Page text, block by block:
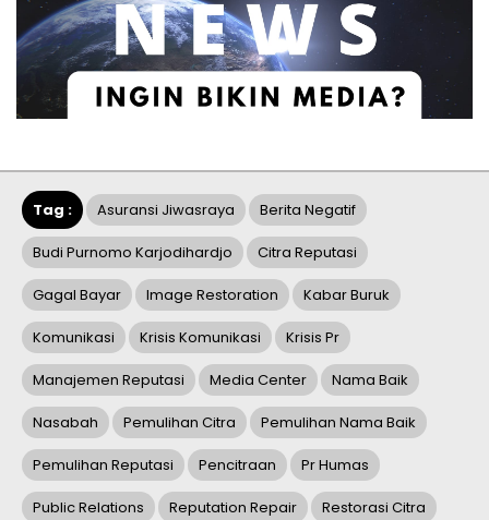
Tag : Asuransi Jiwasraya Berita Negatif
Budi Purnomo Karjodihardjo Citra Reputasi
Gagal Bayar Image Restoration Kabar Buruk
Komunikasi Krisis Komunikasi Krisis Pr
Manajemen Reputasi Media Center Nama Baik
Nasabah Pemulihan Citra Pemulihan Nama Baik
Pemulihan Reputasi Pencitraan Pr Humas
Public Relations Reputation Repair Restorasi Citra